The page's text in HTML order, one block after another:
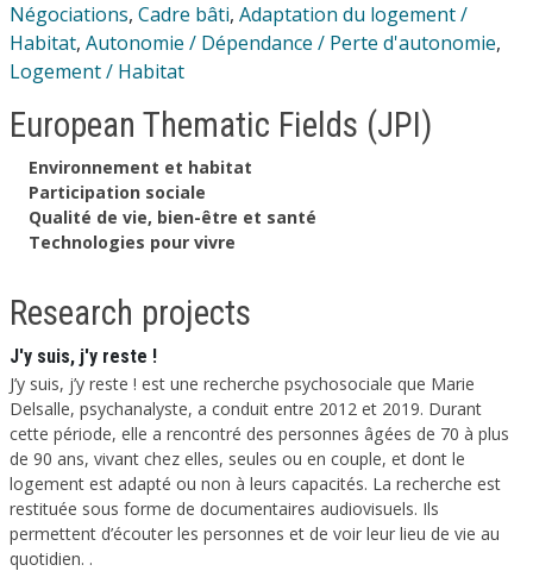
Négociations, Cadre bâti, Adaptation du logement /
Habitat, Autonomie / Dépendance / Perte d'autonomie,
Logement / Habitat
European Thematic Fields (JPI)
Environnement et habitat
Participation sociale
Qualité de vie, bien-être et santé
Technologies pour vivre
Research projects
J'y suis, j'y reste !
J’y suis, j’y reste ! est une recherche psychosociale que Marie
Delsalle, psychanalyste, a conduit entre 2012 et 2019. Durant
cette période, elle a rencontré des personnes âgées de 70 à plus
de 90 ans, vivant chez elles, seules ou en couple, et dont le
logement est adapté ou non à leurs capacités. La recherche est
restituée sous forme de documentaires audiovisuels. Ils
permettent d’écouter les personnes et de voir leur lieu de vie au
quotidien. .